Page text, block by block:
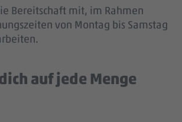
Bereitschaft mit, im Rahmen
von Montag bis Samstag
auf jede Menge